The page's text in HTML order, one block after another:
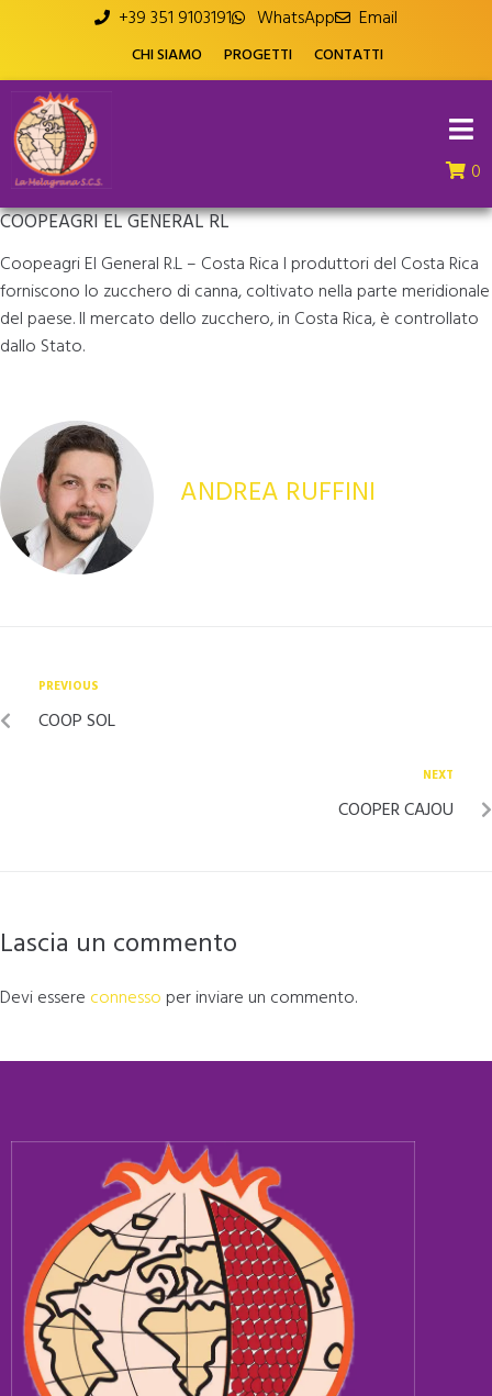
+39 351 9103191 WhatsApp Email
CHI SIAMO PROGETTI CONTATTI
0
COOPEAGRI EL GENERAL RL
Coopeagri El General R.L – Costa Rica I produttori del Costa Rica
forniscono lo zucchero di canna, coltivato nella parte meridionale
del paese. Il mercato dello zucchero, in Costa Rica, è controllato
dallo Stato.
ANDREA RUFFINI
PREVIOUS
COOP SOL
NEXT
COOPER CAJOU
Lascia un commento
Devi essere connesso per inviare un commento.